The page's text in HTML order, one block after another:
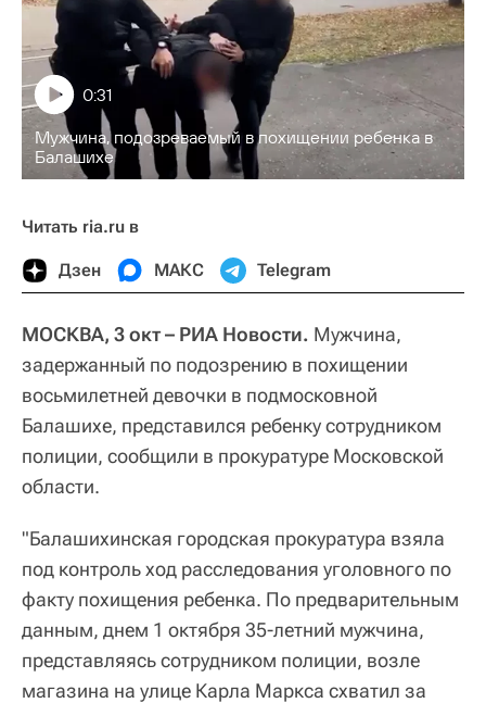
Мужчина, подозреваемый в похищении ребенка в
Балашихе
0:31
Читать ria.ru в
Дзен МАКС Telegram
МОСКВА, 3 окт – РИА Новости. Мужчина,
задержанный по подозрению в похищении
восьмилетней девочки в подмосковной
Балашихе, представился ребенку сотрудником
полиции, сообщили в прокуратуре Московской
области.
"Балашихинская городская прокуратура взяла
под контроль ход расследования уголовного по
факту похищения ребенка. По предварительным
данным, днем 1 октября 35-летний мужчина,
представляясь сотрудником полиции, возле
магазина на улице Карла Маркса схватил за